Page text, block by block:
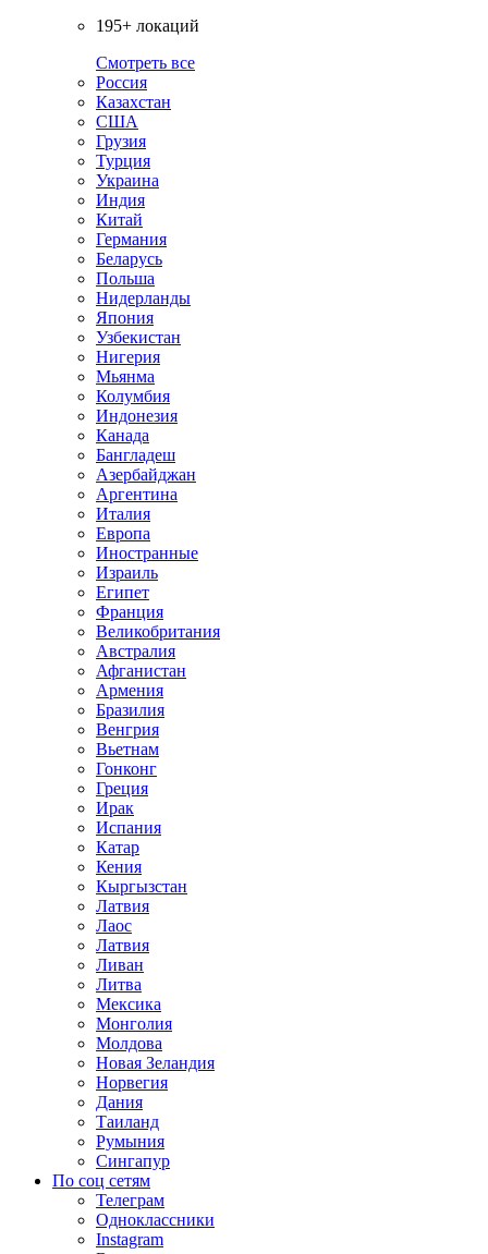
195+ локаций
Смотреть все
Россия
Казахстан
США
Грузия
Турция
Украина
Индия
Китай
Германия
Беларусь
Польша
Нидерланды
Япония
Узбекистан
Нигерия
Мьянма
Колумбия
Индонезия
Канада
Бангладеш
Азербайджан
Аргентина
Италия
Европа
Иностранные
Израиль
Египет
Франция
Великобритания
Австралия
Афганистан
Армения
Бразилия
Венгрия
Вьетнам
Гонконг
Греция
Ирак
Испания
Катар
Кения
Кыргызстан
Латвия
Лаос
Латвия
Ливан
Литва
Мексика
Монголия
Молдова
Новая Зеландия
Норвегия
Дания
Таиланд
Румыния
Сингапур
По соц сетям
Телеграм
Одноклассники
Instagram